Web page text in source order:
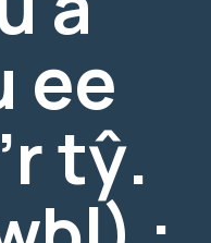
ee
tŷ.